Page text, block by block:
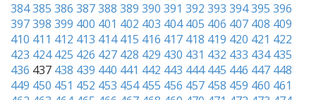
384385 386 387388 389 390 391 392 393 394395 396
397398 399 400 401 402 403 404 405 406 407 408 409
410 411 412 413 414 415 416 417 418 419 420 421 422
423 424 425 426 427 428 429 430 431 432 433 434 435
436 437 438 439 440 441 442 443 444 445 446 447 448
449 450 451 452 453 454 455 456 457 458 459 460 461